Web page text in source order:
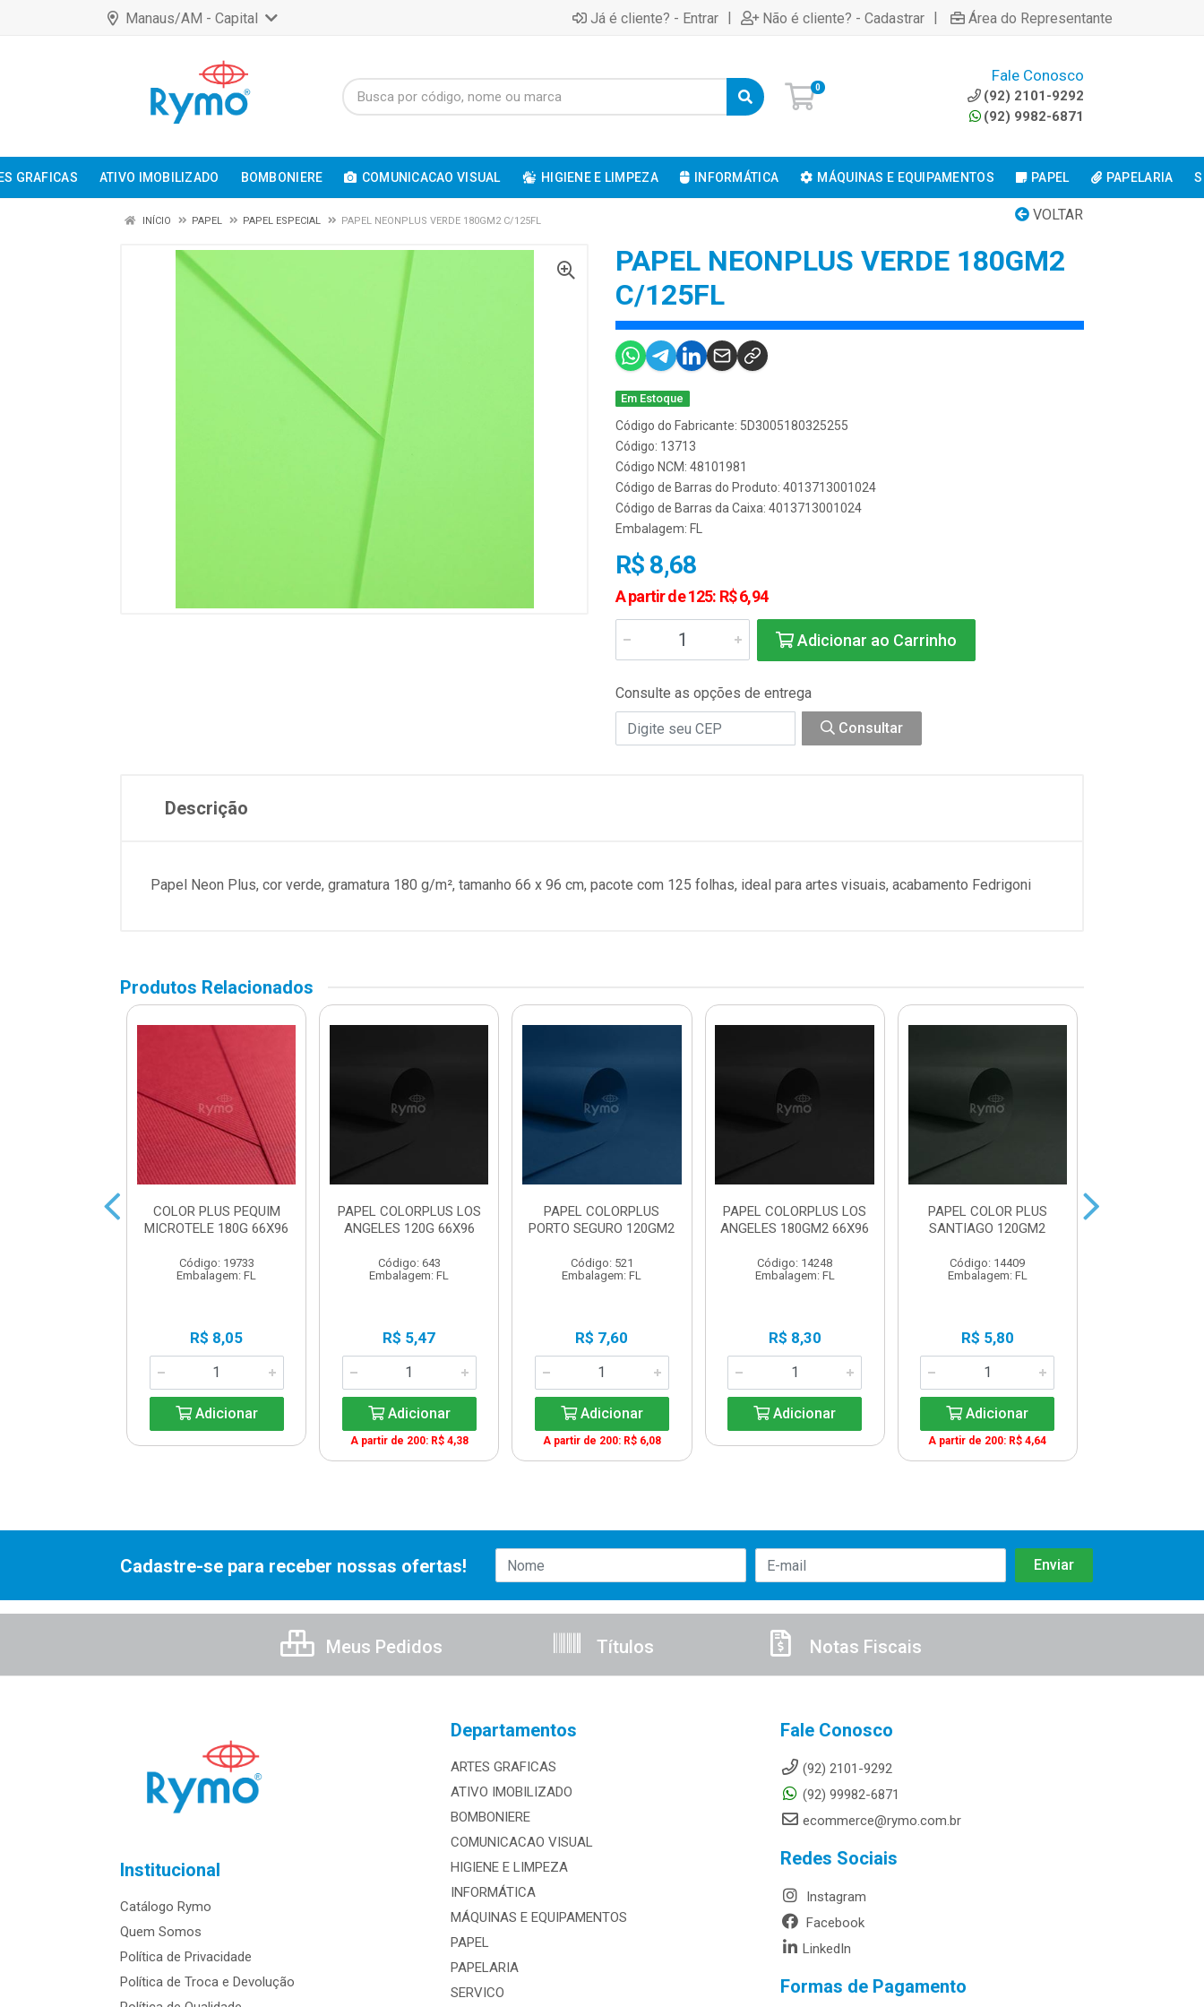
Manaus/AM - Capital Já é cliente? - Entrar | Não é cliente? - Cadastrar | Área do Representante
0
Fale Conosco
(92) 2101-9292
(92) 9982-6871
GRAFICAS ATIVO IMOBILIZADO BOMBONIERE COMUNICACAO VISUAL HIGIENE E LIMPEZA INFORMÁTICA MÁQUINAS E EQUIPAMENTOS PAPEL PAPELARIA
VOLTAR
INÍCIO PAPEL PAPEL ESPECIAL PAPEL NEONPLUS VERDE 180GM2 C/125FL
PAPEL NEONPLUS VERDE 180GM2
C/125FL
Em Estoque
Código do Fabricante: 5D3005180325255
Código: 13713
Código NCM: 48101981
Código de Barras do Produto: 4013713001024
Código de Barras da Caixa: 4013713001024
Embalagem: FL
R$ 8,68
A partir de 125: R$ 6,94
Adicionar ao Carrinho
Consulte as opções de entrega
Consultar
Descrição
Papel Neon Plus, cor verde, gramatura 180 g/m², tamanho 66 x 96 cm, pacote com 125 folhas, ideal para artes visuais, acabamento Fedrigoni
Produtos Relacionados
COLOR PLUS PEQUIM
MICROTELE 180G 66X96
Código: 19733
Embalagem: FL
R$ 8,05
Adicionar
PAPEL COLORPLUS LOS
ANGELES 120G 66X96
Código: 643
Embalagem: FL
R$ 5,47
Adicionar
A partir de 200: R$ 4,38
PAPEL COLORPLUS
PORTO SEGURO 120GM2
Código: 521
Embalagem: FL
R$ 7,60
Adicionar
A partir de 200: R$ 6,08
PAPEL COLORPLUS LOS
ANGELES 180GM2 66X96
Código: 14248
Embalagem: FL
R$ 8,30
Adicionar
PAPEL COLOR PLUS
SANTIAGO 120GM2
Código: 14409
Embalagem: FL
R$ 5,80
Adicionar
A partir de 200: R$ 4,64
Cadastre-se para receber nossas ofertas!
Meus Pedidos Títulos Notas Fiscais
Institucional
Catálogo Rymo
Quem Somos
Política de Privacidade
Política de Troca e Devolução
Departamentos
ARTES GRAFICAS
ATIVO IMOBILIZADO
BOMBONIERE
COMUNICACAO VISUAL
HIGIENE E LIMPEZA
INFORMÁTICA
MÁQUINAS E EQUIPAMENTOS
PAPEL
PAPELARIA
SERVICO
Fale Conosco
(92) 2101-9292
(92) 99982-6871
ecommerce@rymo.com.br
Redes Sociais
Instagram
Facebook
LinkedIn
Formas de Pagamento